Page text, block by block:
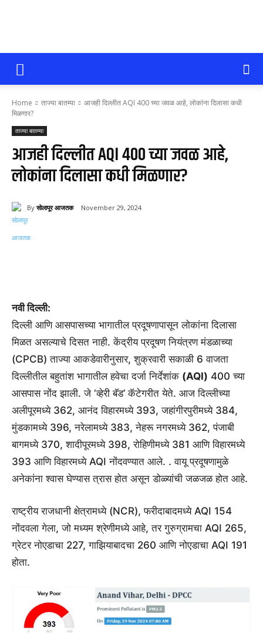
सोलापूर
आजतक
Home ताज्या बातम्या
आजही दिल्लीत AQI 400 च्या जवळ आहे, लोकांना दिलासा कधी
मिळणार?
ताज्या बातम्या
आजही दिल्लीत AQI 400 च्या जवळ आहे,
लोकांना दिलासा कधी मिळणार?
By सोलापूर आजतक November 29, 2024
नवी दिल्ली:
दिल्ली आणि आसपासच्या भागातील प्रदूषणापासून लोकांना दिलासा
मिळत असल्याचे दिसत नाही. केंद्रीय प्रदूषण नियंत्रण मंडळाच्या
(CPCB) ताज्या आकडेवारीनुसार, शुक्रवारी सकाळी 6 वाजता
दिल्लीतील बहुतांश भागातील हवेचा दर्जा निर्देशांक (AQI) 400 च्या
आसपास नोंद झाली. जे ‘व्हेरी बॅड’ कॅटेगरीत येते. आज दिल्लीच्या
अलीपूरमध्ये 362, आनंद विहारमध्ये 393, जहांगीरपुरीमध्ये 384,
मुंडकामध्ये 396, नरेलामध्ये 383, नेहरू नगरमध्ये 362, पंजाबी
बागमध्ये 370, शादीपूरमध्ये 398, रोहिणीमध्ये 381 आणि विहारमध्ये
393 आणि विहारमध्ये AQI नोंदवण्यात आले. . वायू प्रदूषणामुळे
अनेकांना श्वास घेण्यास त्रास होत असून डोळ्यांची जळजळ होत आहे.
राष्ट्रीय राजधानी क्षेत्रामध्ये (NCR), फरीदाबादमध्ये AQI 154
नोंदवला गेला, जो मध्यम श्रेणीमध्ये आहे, तर गुरुग्रामचा AQI 265,
ग्रेटर नोएडाचा 227, गाझियाबादचा 260 आणि नोएडाचा AQI 191
होता.